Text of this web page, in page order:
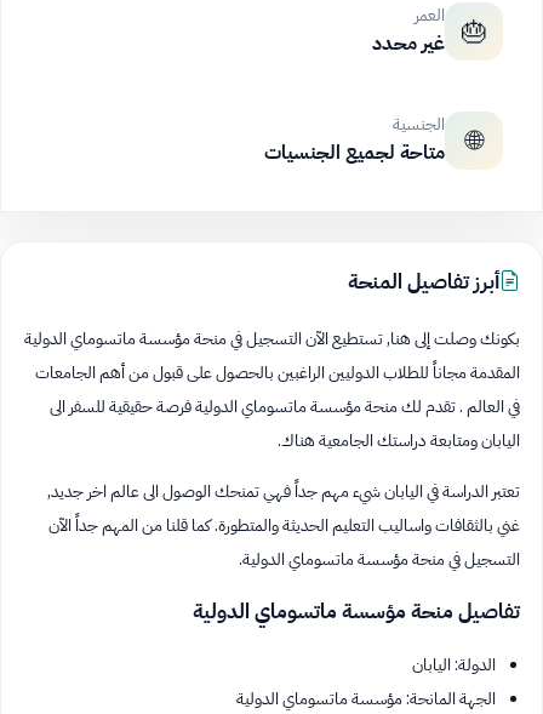
🎂 العمر
غير محدد
🌐 الجنسية
متاحة لجميع الجنسيات
أبرز تفاصيل المنحة
بكونك وصلت إلى هنا, تستطيع الآن التسجيل في منحة مؤسسة ماتسوماي الدولية
المقدمة مجاناً للطلاب الدوليين الراغبين بالحصول على قبول من أهم الجامعات
في العالم . تقدم لك منحة مؤسسة ماتسوماي الدولية فرصة حقيقية للسفر الى
اليابان ومتابعة دراستك الجامعية هناك.
تعتبر الدراسة في اليابان شيء مهم جداً فهي تمنحك الوصول الى عالم اخر جديد,
غني بالثقافات واساليب التعليم الحديثة والمتطورة. كما قلنا من المهم جداً الآن
التسجيل في منحة مؤسسة ماتسوماي الدولية.
تفاصيل منحة مؤسسة ماتسوماي الدولية
الدولة: اليابان
الجهة المانحة: مؤسسة ماتسوماي الدولية